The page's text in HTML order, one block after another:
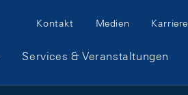
Meta Navigation
Kontakt Medien Karriere
Services & Veranstaltungen